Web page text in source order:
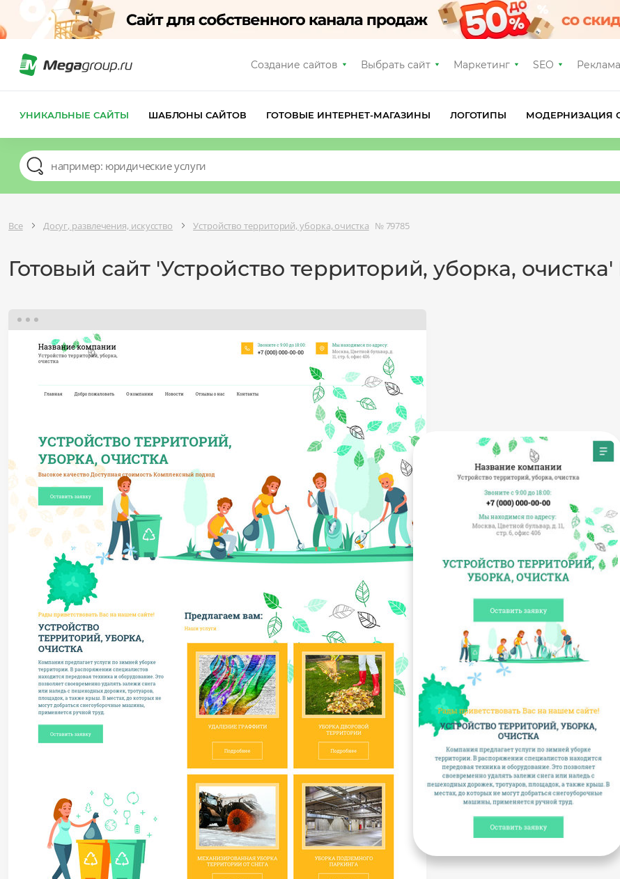
Создание сайтов Выбрать сайт Маркетинг SEO Реклама
УНИКАЛЬНЫЕ САЙТЫ ШАБЛОНЫ САЙТОВ ГОТОВЫЕ ИНТЕРНЕТ-МАГАЗИНЫ ЛОГОТИПЫ МОДЕРНИЗАЦИЯ
Все Досуг, развлечения, искусство Устройство территорий, уборка, очистка № 79785
Готовый сайт 'Устройство территорий, уборка,